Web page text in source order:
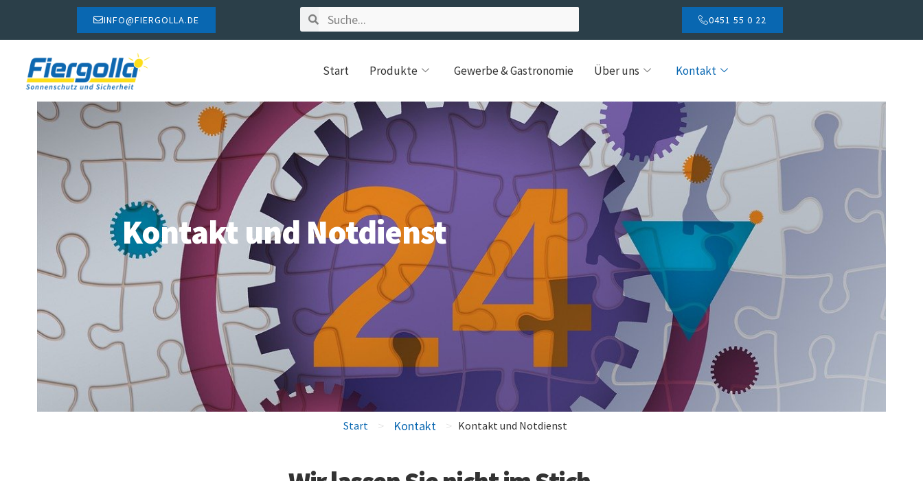
INFO@FIERGOLLA.DE 0451 55 0 22
Start Produkte Gewerbe & Gastronomie Über uns Kontakt
Kontakt und Notdienst
Start > Kontakt > Kontakt und Notdienst